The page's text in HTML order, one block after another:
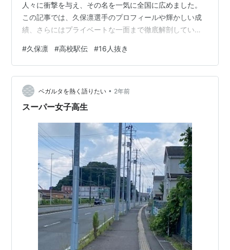
人々に衝撃を与え、その名を一気に全国に広めました。
この記事では、久保凛選手のプロフィールや輝かしい成
績、さらにはプライベートな一面まで徹底解剖していき
高校駅伝16人抜きの快挙 4. 久保凛選手のプライベート
5. 今後の期待 6. まとめ 1. 久保凛選手のプロフィール 名
前：久保 凛（くぼ りん） 生年月日：2008年1月20日 出
身地：和歌山県東牟婁郡串本町 出身小学校：串本町立潮
岬小学校 出身中学校：串本町立潮岬中学校…
#久保凛 #高校駅伝 #16人抜き
ベガルタを熱く語りたい • 2年前
スーパー女子高生